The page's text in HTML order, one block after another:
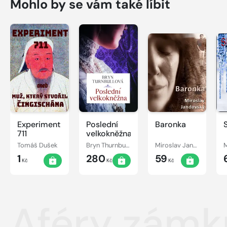
Mohlo by se vám také líbit
Experiment
711
Tomáš Dušek
1 Kč
Poslední
velkokněžna
Bryn Thurnbullová
280Kč
Baronka
Miroslav Jandovský
59 Kč